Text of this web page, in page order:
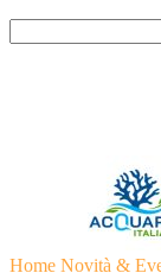
Home Novità &